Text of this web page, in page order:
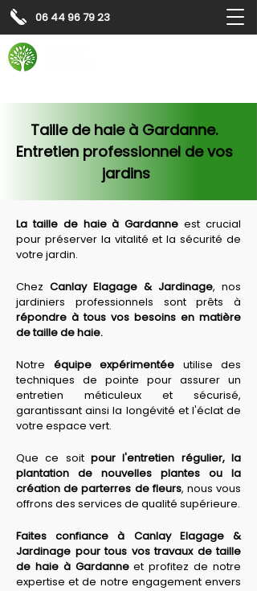
06 44 96 79 23
Taille de haie à Gardanne.
Entretien professionnel de vos
jardins
La taille de haie à Gardanne est crucial
pour préserver la vitalité et la sécurité de
votre jardin.
Chez Canlay Elagage & Jardinage, nos
répondre à tous vos besoins en matière
de taille de haie.
Notre équipe expérimentée utilise des
techniques de pointe pour assurer un
entretien méticuleux et sécurisé,
garantissant ainsi la longévité et l'éclat de
votre espace vert.
Que ce soit pour l'entretien régulier, la
plantation de nouvelles plantes ou la
création de parterres de fleurs, nous vous
offrons des services de qualité supérieure.
Faites confiance à Canlay Elagage &
Jardinage pour tous vos travaux de taille
de haie à Gardanne et profitez de notre
expertise et de notre engagement envers